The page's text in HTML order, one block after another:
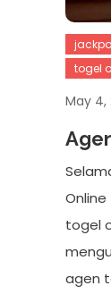
togel
May 4,
togel
agen